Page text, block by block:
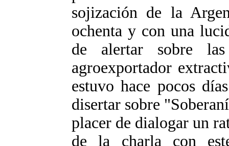
sojización de la
ochenta y con una
de alertar sobre las
agroexportador
estuvo hace pocos
disertar sobre
placer de dialogar un
de la charla con